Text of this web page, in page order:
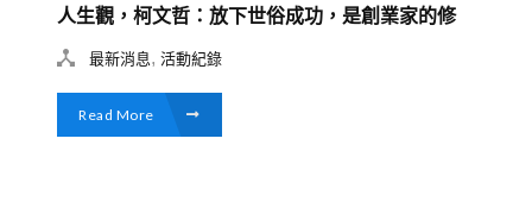
人生觀，柯文哲：放下世俗成功，是創業家的修
練
最新消息, 活動紀錄
Read More